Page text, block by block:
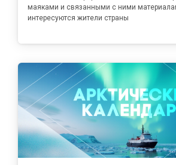
маяками и связанными с ними
интересуются жители страны